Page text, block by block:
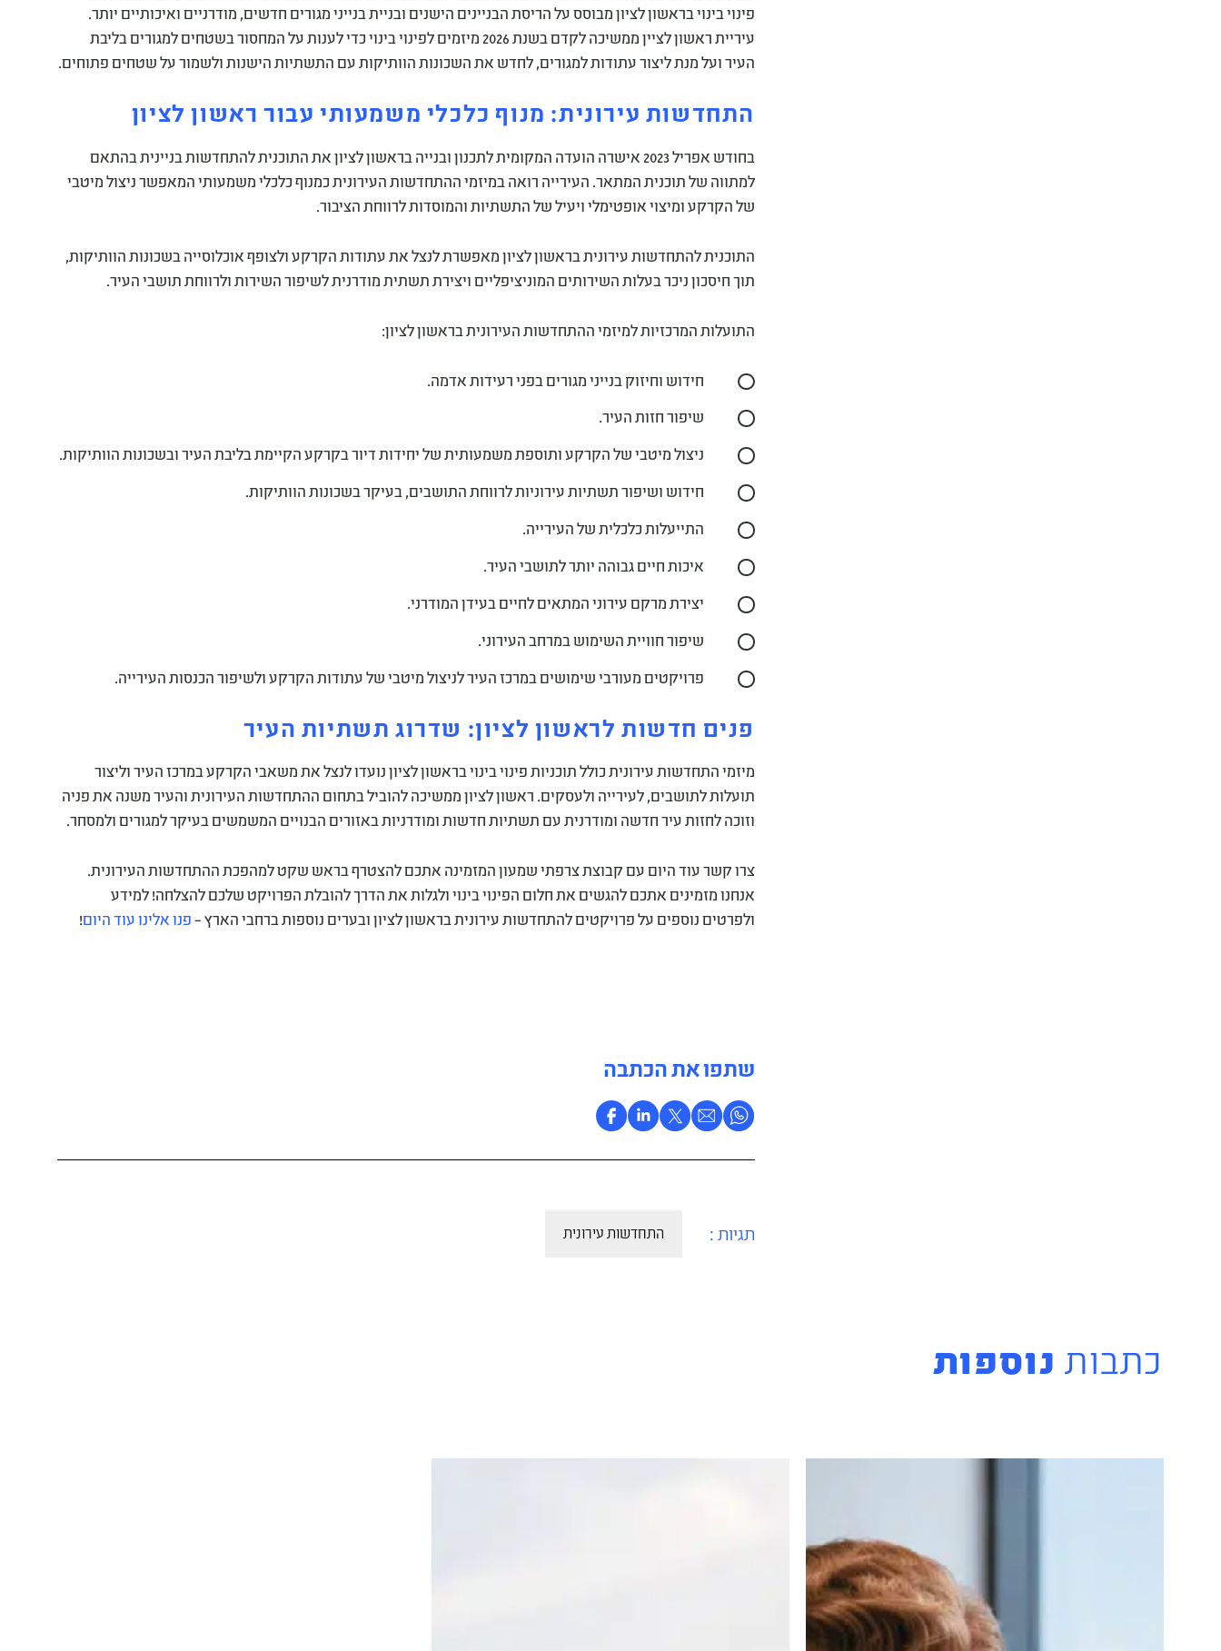
פינוי בינוי בראשון לציון מבוסס על הריסת הבניינים הישנים ובניית בנייני מגורים חדשים, מודרניים ואיכותיים יותר.
עיריית ראשון לציין ממשיכה לקדם בשנת 2026 מיזמים לפינוי בינוי כדי לענות על המחסור בשטחים למגורים בליבת
העיר ועל מנת ליצור עתודות למגורים, לחדש את השכונות הוותיקות עם התשתיות הישנות ולשמור על שטחים פתוחים.
התחדשות עירונית: מנוף כלכלי משמעותי עבור ראשון לציון
בחודש אפריל 2023 אישרה הועדה המקומית לתכנון ובנייה בראשון לציון את התוכנית להתחדשות בניינית בהתאם
למתווה של תוכנית המתאר. העירייה רואה במיזמי ההתחדשות העירונית כמנוף כלכלי משמעותי המאפשר ניצול מיטבי
של הקרקע ומיצוי אופטימלי ויעיל של התשתיות והמוסדות לרווחת הציבור.
התוכנית להתחדשות עירונית בראשון לציון מאפשרת לנצל את עתודות הקרקע ולצופף אוכלוסייה בשכונות הוותיקות,
תוך חיסכון ניכר בעלות השירותים המוניציפליים ויצירת תשתית מודרנית לשיפור השירות ולרווחת תושבי העיר.
התועלות המרכזיות למיזמי ההתחדשות העירונית בראשון לציון:
חידוש וחיזוק בנייני מגורים בפני רעידות אדמה.
שיפור חזות העיר.
ניצול מיטבי של הקרקע ותוספת משמעותית של יחידות דיור בקרקע הקיימת בליבת העיר ובשכונות הוותיקות.
חידוש ושיפור תשתיות עירוניות לרווחת התושבים, בעיקר בשכונות הוותיקות.
התייעלות כלכלית של העירייה.
איכות חיים גבוהה יותר לתושבי העיר.
יצירת מרקם עירוני המתאים לחיים בעידן המודרני.
שיפור חוויית השימוש במרחב העירוני.
פרויקטים מעורבי שימושים במרכז העיר לניצול מיטבי של עתודות הקרקע ולשיפור הכנסות העירייה.
פנים חדשות לראשון לציון: שדרוג תשתיות העיר
מיזמי התחדשות עירונית כולל תוכניות פינוי בינוי בראשון לציון נועדו לנצל את משאבי הקרקע במרכז העיר וליצור
תועלות לתושבים, לעירייה ולעסקים. ראשון לציון ממשיכה להוביל בתחום ההתחדשות העירונית והעיר משנה את פניה
וזוכה לחזות עיר חדשה ומודרנית עם תשתיות חדשות ומודרניות באזורים הבנויים המשמשים בעיקר למגורים ולמסחר.
צרו קשר עוד היום עם קבוצת צרפתי שמעון המזמינה אתכם להצטרף בראש שקט למהפכת ההתחדשות העירונית.
אנחנו מזמינים אתכם להגשים את חלום הפינוי בינוי ולגלות את הדרך להובלת הפרויקט שלכם להצלחה! למידע
ולפרטים נוספים על פרויקטים להתחדשות עירונית בראשון לציון ובערים נוספות ברחבי הארץ – פנו אלינו עוד היום!
שתפו את הכתבה
תגיות : התחדשות עירונית
כתבות נוספות